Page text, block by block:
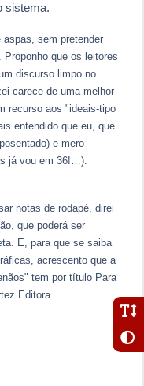
sistema.
sem pretender
que os leitores
discurso limpo no
carece de uma melhor
recurso aos "ideais-tipo
entendido que eu, que
e mero
já vou em 36!…).
notas de rodapé, direi
que poderá ser
E, para que se saiba
acrescento que a
tem por título Para
Editora.